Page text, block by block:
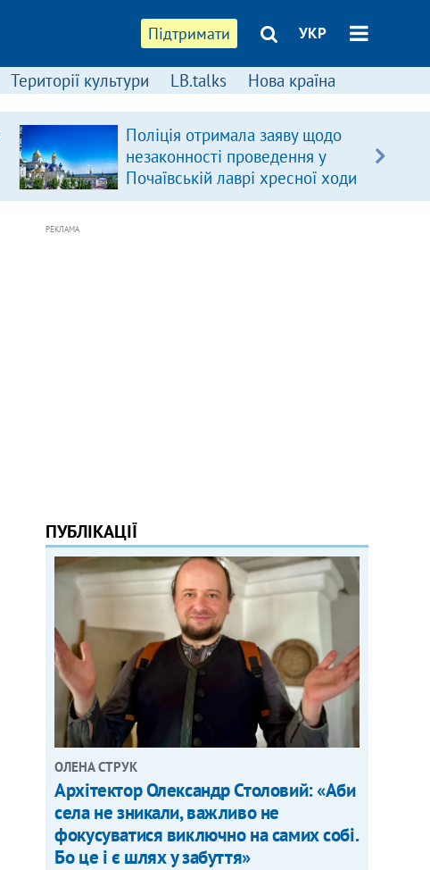
Підтримати УКР
Території культури LB.talks Нова країна
Поліція отримала заяву щодо
незаконності проведення у
Почаївській лаврі хресної ходи
РЕКЛАМА
ПУБЛІКАЦІЇ
ОЛЕНА СТРУК
Архітектор Олександр Столовий: «Аби
села не зникали, важливо не
фокусуватися виключно на самих собі.
Бо це і є шлях у забуття»